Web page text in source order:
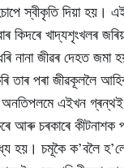
স্বীকৃতি দিয়া হয়।
কিদৰে খাদ্যশৃংখলৰ
নানা জীৱৰ দেহত জমা
তাৰ পৰা জীৱকূললৈ
অনতিপলমে এইখন
আৰু চৰকাৰে
হয়। চমূকৈ ক’বলৈ